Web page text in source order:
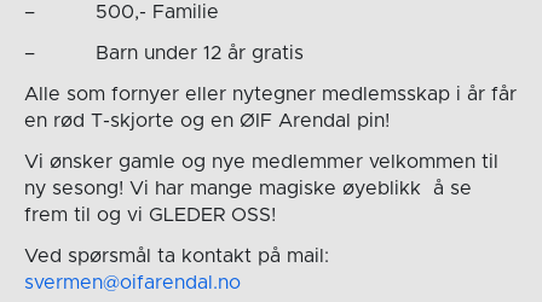
– 500,- Familie
– Barn under 12 år gratis
Alle som fornyer eller nytegner medlemsskap i år får
en rød T-skjorte og en ØIF Arendal pin!
Vi ønsker gamle og nye medlemmer velkommen til
ny sesong! Vi har mange magiske øyeblikk å se
frem til og vi GLEDER OSS!
Ved spørsmål ta kontakt på mail:
svermen@oifarendal.no